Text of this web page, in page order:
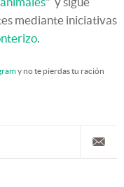
mediante iniciativas
.
y no te pierdas tu ración